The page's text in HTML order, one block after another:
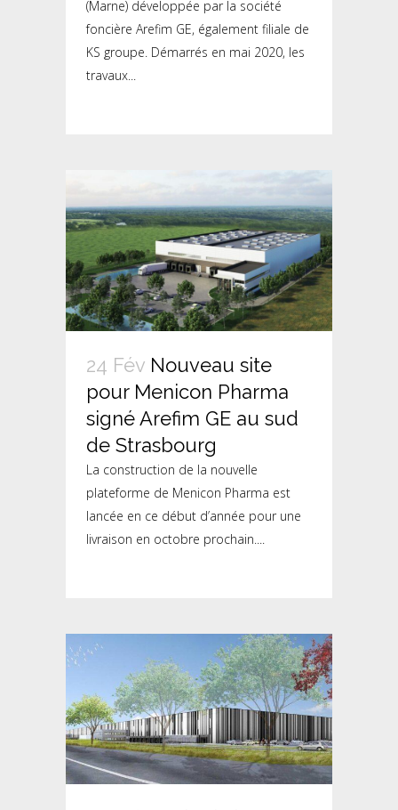
(Marne) développée par la société
foncière Arefim GE, également filiale de
KS groupe. Démarrés en mai 2020, les
travaux...
24 Fév Nouveau site
pour Menicon Pharma
signé Arefim GE au sud
de Strasbourg
La construction de la nouvelle
plateforme de Menicon Pharma est
lancée en ce début d’année pour une
livraison en octobre prochain....